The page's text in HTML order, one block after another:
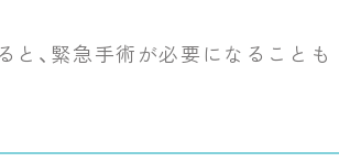
と、緊急手術が必要になることも